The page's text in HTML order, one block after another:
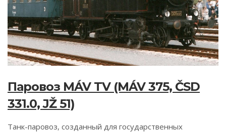
Паровоз MÁV TV (MÁV 375, ČSD
331.0, JŽ 51)
Танк-паровоз, созданный для государственных